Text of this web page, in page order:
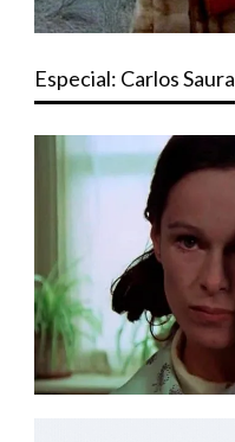
Especial: Carlos Saura